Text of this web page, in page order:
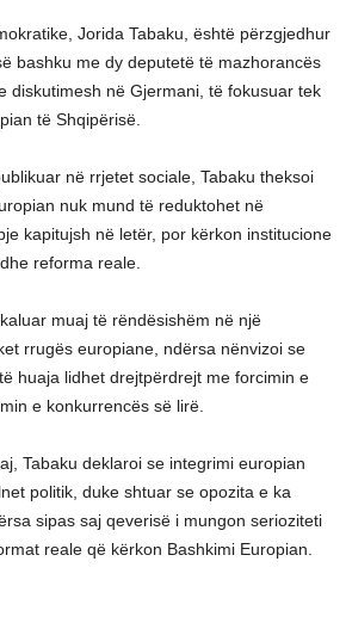
Jorida Tabaku, është përzgjedhur
bashku me dy deputetë të mazhorancës
diskutimesh në Gjermani, të fokusuar tek
të Shqipërisë.
në rrjetet sociale, Tabaku theksoi
nuk mund të reduktohet në
kapitujsh në letër, por kërkon institucione
reforma reale.
muaj të rëndësishëm në një
rrugës europiane, ndërsa nënvizoi se
huaja lidhet drejtpërdrejt me forcimin e
e konkurrencës së lirë.
Tabaku deklaroi se integrimi europian
politik, duke shtuar se opozita e ka
sipas saj qeverisë i mungon serioziteti
reale që kërkon Bashkimi Europian.